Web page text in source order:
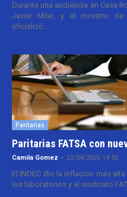
Durante una audiencia en Casa
Javier Milei, y el ministro de
oficializó...
Paritarias
Paritarias FATSA con
Camila Gomez - 22/04/2026 14:30
El INDEC dio la inflación más
los laboratorios y el sindicato